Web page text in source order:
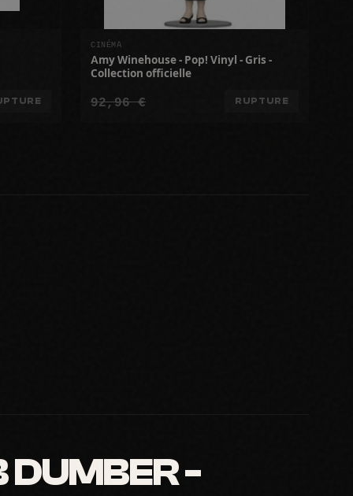
CINÉMA
Amy Winehouse - Pop! Vinyl - Gris -
Collection officielle
92,96 € RUPTURE
-